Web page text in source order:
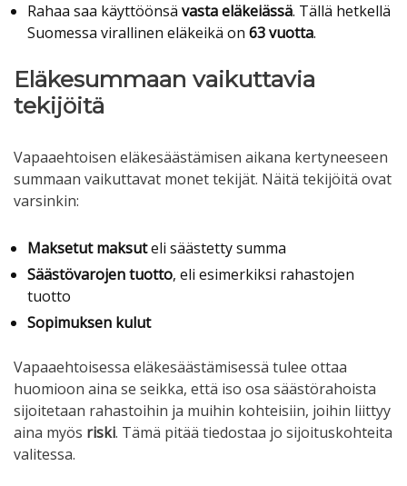
Rahaa saa käyttöönsä vasta eläkeiässä. Tällä hetkellä
Suomessa virallinen eläkeikä on 63 vuotta.
Eläkesummaan vaikuttavia
tekijöitä
Vapaaehtoisen eläkesäästämisen aikana kertyneeseen
summaan vaikuttavat monet tekijät. Näitä tekijöitä ovat
varsinkin:
Maksetut maksuteli säästetty summa
Säästövarojen tuotto, eli esimerkiksi rahastojen
tuotto
Sopimuksen kulut
Vapaaehtoisessa eläkesäästämisessä tulee ottaa
huomioon aina se seikka, että iso osa säästörahoista
sijoitetaan rahastoihin ja muihin kohteisiin, joihin liittyy
aina myös riski. Tämä pitää tiedostaa jo sijoituskohteita
valitessa.